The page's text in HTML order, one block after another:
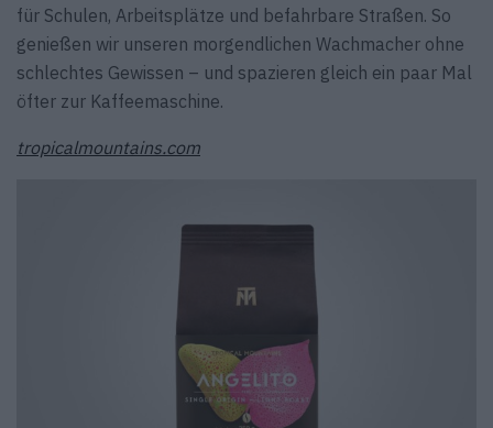
für Schulen, Arbeitsplätze und befahrbare Straßen. So
genießen wir unseren morgendlichen Wachmacher ohne
schlechtes Gewissen – und spazieren gleich ein paar Mal
öfter zur Kaffee­­maschine.
tropicalmountains.com